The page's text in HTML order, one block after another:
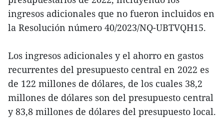
ingresos adicionales que no fueron incluidos en
la Resolución número 40/2023/NQ-UBTVQH15.
Los ingresos adicionales y el ahorro en gastos
recurrentes del presupuesto central en 2022 es
de 122 millones de dólares, de los cuales 38,2
millones de dólares son del presupuesto central
y 83,8 millones de dólares del presupuesto local.